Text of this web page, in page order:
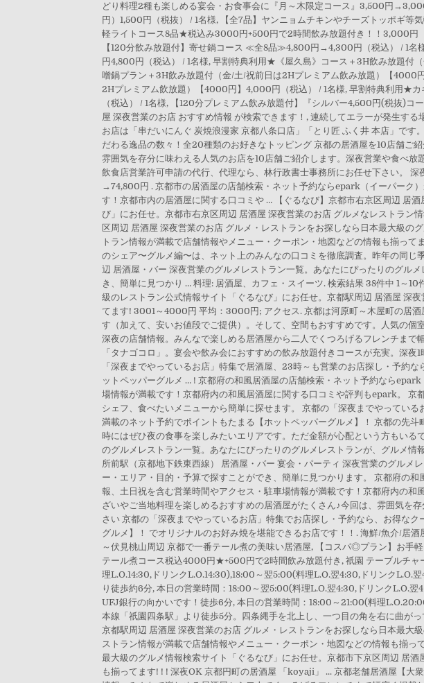
どり料理2種も楽しめる宴会・お食事会に『月～木限定コース』3,500円
円）1,500円（税抜） / 1名様, 【全7品】ヤンニョムチキンやチーズトッポ
軽ライトコース8品★税込み3000円+500円で2時間飲み放題付き！！3,000円
【120分飲み放題付】寄せ鍋コース ≪全8品≫4,800円→4,300円（税込） / 1
円4,800円（税込） / 1名様, 早割特典利用★《屋久島》コース＋3H飲み放題
噌鍋プラン＋3H飲み放題付（金/土/祝前日は2Hプレミアム飲み放題）【
2Hプレミアム飲放題）【4000円】4,000円（税込） / 1名様, 早割特典利用★
（税込） / 1名様, 【120分プレミアム飲み放題付】『シルバー4,500円(税抜)
屋 深夜営業のお店 おすすめ情報 が検索できます！, 連続してエラーが発生す
お店は「串だいにんぐ 炭焼浪漫家 京都八条口店」「とり匠 ふく井 本店」で
だわる逸品の数々！全20種類のお好きなトッピング 京都の居酒屋を10店舗ご
雰囲気を存分に味わえる人気のお店を10店舗ご紹介します。深夜営業や食べ
飲食店営業許可申請の代行、代理なら、林行政書士事務所にお任せ下さい。
→74,800円 . 京都市の居酒屋の店舗検索・ネット予約ならepark（イーパーク
す！京都市内の居酒屋に関する口コミや … 【ぐるなび】京都市右京区周辺 居
び」にお任せ。京都市右京区周辺 居酒屋 深夜営業のお店 グルメなレストラ
区周辺 居酒屋 深夜営業のお店 グルメ・レストランをお探しなら日本最大級の
トラン情報が満載で店舗情報やメニュー・クーポン・地図などの情報も揃っ
のシェア〜グルメ編〜は、ネット上のみんなの口コミを徹底調査。昨年の同
辺 居酒屋・バー 深夜営業のグルメレストラン一覧。あなたにぴったりのグル
き、簡単に見つかり … 料理: 居酒屋、カフェ・スイーツ. 検索結果 38件中 1～
級のレストラン公式情報サイト「ぐるなび」にお任せ。京都駅周辺 居酒屋 深
てます! 3001～4000円 平均：3000円; アクセス. 京都は河原町～木屋町の居
す（加えて、安いお値段でご提供）。そして、空間もおすすめです。人気の
深夜の店舗情報。みんなで楽しめる居酒屋から二人でくつろげるフレンチま
「タナゴコロ」。宴会や飲み会におすすめの飲み放題付きコースが充実。深
「深夜までやっているお店」特集で居酒屋、23時～も営業のお店探し・予約
ットペッパーグルメ … ! 京都府の和風居酒屋の店舗検索・ネット予約なら
場情報が満載です！京都府内の和風居酒屋に関する口コミや評判もepark。
シェフ、食べたいメニューから簡単に探せます。 京都の「深夜までやってい
満載のネット予約でポイントもたまる【ホットペッパーグルメ】！ 京都の先
時にはぜひ夜の食事を楽しみたいエリアです。ただ金額が心配という方もい
のグルメレストラン一覧。あなたにぴったりのグルメレストランが、グルメ
所前駅（京都地下鉄東西線） 居酒屋・バー 宴会・パーティ 深夜営業のグル
ー・エリア・目的・予算で探すことができ、簡単に見つかります。 京都府の
報、土日祝を含む営業時間やアクセス・駐車場情報が満載です！京都府内の
ざいやご当地料理を楽しめるおすすめの居酒屋がたくさん♪今回は、雰囲気を
さい 京都の「深夜までやっているお店」特集でお店探し・予約なら、お得な
グルメ】！ でオリジナルのお好み焼を堪能できるお店です！！. 海鮮/魚介/居
～伏見桃山周辺 京都で一番テール煮の美味い居酒屋, 【コスパ◎プラン】お
テール煮コース税込4000円★+500円で2時間飲み放題付き, 祇園 テーブルチ
理L.O.14:30,ドリンクL.O.14:30),18:00～翌5:00(料理L.O.翌4:30,ドリンクL.O.
り徒歩約6分, 本日の営業時間：18:00～翌5:00(料理L.O.翌4:30,ドリンクL.O.
UFJ銀行の向かいです！徒歩6分, 本日の営業時間：18:00～21:00(料理
本線「祇園四条駅」より徒歩5分。四条縄手を北上し、一つ目の角を右に曲が
京都駅周辺 居酒屋 深夜営業のお店 グルメ・レストランをお探しなら日本最大
ストラン情報が満載で店舗情報やメニュー・クーポン・地図などの情報も揃
最大級のグルメ情報検索サイト「ぐるなび」にお任せ。京都市下京区周辺 居
も揃ってます! ! ! 深夜OK 京都円町の居酒屋 「koyaji」 ... 京都老舗居酒屋【